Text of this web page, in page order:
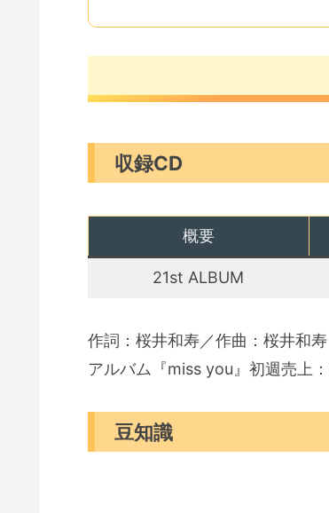
収録CD
概要
21st ALBUM
作詞：桜井和寿／作曲：桜井和寿
アルバム『miss you』初週売上：
豆知識